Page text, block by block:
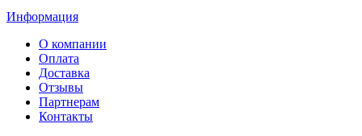
Информация
О компании
Оплата
Доставка
Отзывы
Партнерам
Контакты